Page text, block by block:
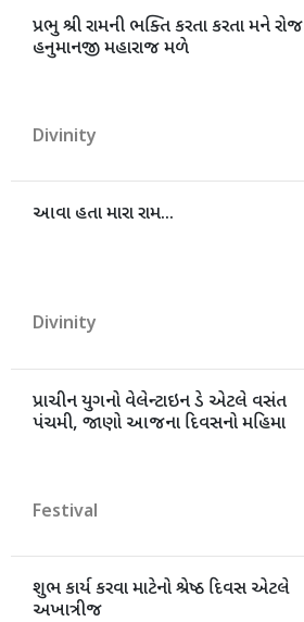
પ્રભુ શ્રી રામની ભક્તિ કરતા કરતા મને રોજ
હનુમાનજી મહારાજ મળે
Divinity
આવા હતા મારા રામ...
Divinity
પ્રાચીન યુગનો વેલેન્ટાઇન ડે એટલે વસંત
પંચમી, જાણો આજના દિવસનો મહિમા
Festival
શુભ કાર્ય કરવા માટેનો શ્રેષ્ઠ દિવસ એટલે
અખાત્રીજ